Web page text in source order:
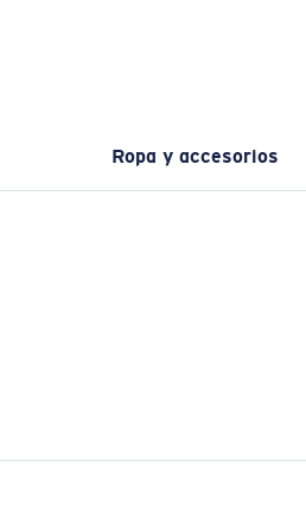
Ropa y accesorios